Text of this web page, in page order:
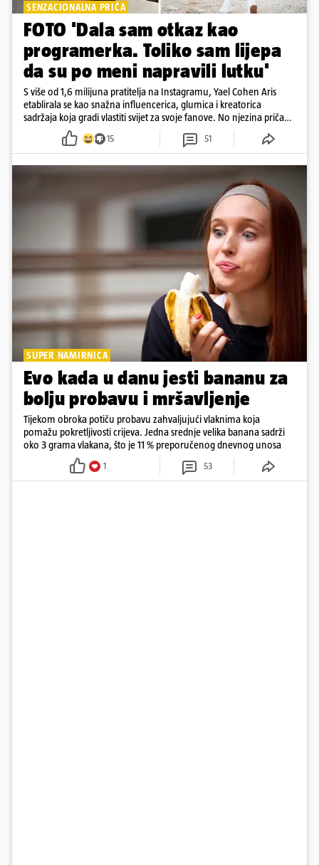
SENZACIONALNA PRIČA
FOTO 'Dala sam otkaz kao
programerka. Toliko sam lijepa
da su po meni napravili lutku'
S više od 1,6 milijuna pratitelja na Instagramu, Yael Cohen Aris
etablirala se kao snažna influencerica, glumica i kreatorica
sadržaja koja gradi vlastiti svijet za svoje fanove. No njezina priča
pokazuje da online slava dolazi i s neočekivanim izazovima
15 51
SUPER NAMIRNICA
Evo kada u danu jesti bananu za
bolju probavu i mršavljenje
Tijekom obroka potiču probavu zahvaljujući vlaknima koja
pomažu pokretljivosti crijeva. Jedna srednje velika banana sadrži
oko 3 grama vlakana, što je 11 % preporučenog dnevnog unosa
1 53